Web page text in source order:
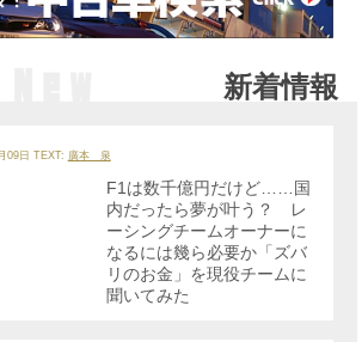
新着情報
09日 TEXT: 廣本 泉
F1は数千億円だけど……国
内だったら夢が叶う？ レ
ーシングチームオーナーに
なるには幾ら必要か「ズバ
リのお金」を現役チームに
聞いてみた